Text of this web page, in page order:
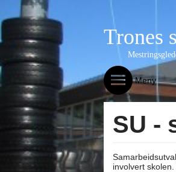
Trones
Meny
SU -
involvert